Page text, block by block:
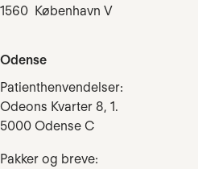
1560 København V
Odense
Patienthenvendelser:
Odeons Kvarter 8, 1.
5000 Odense C
Pakker og breve: